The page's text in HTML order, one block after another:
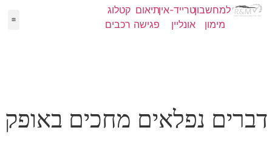
למחשבון
מימון
טרייד-אין
אונליין
תיאום
פגישה
קטלוג
רכבים
דברים נפלאים מחכים באופק